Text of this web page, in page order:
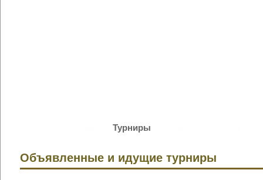
Турниры
Объявленные и идущие турниры